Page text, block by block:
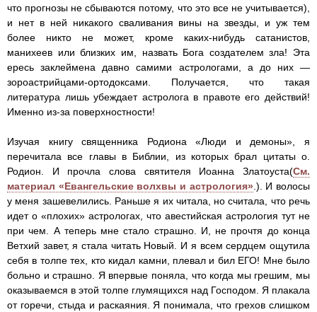
что прогнозы не сбываются потому, что это все не учитывается),
и нет в ней никакого сваливания вины на звезды, и уж тем
более никто не может, кроме каких-нибудь сатанистов,
манихеев или близких им, назвать Бога создателем зла! Эта
ересь заклеймена давно самими астрологами, а до них —
зороастрийцами-ортодоксами. Получается, что такая
литература лишь убеждает астролога в правоте его действий!
Именно из-за поверхностности!
Изучая книгу священника Родиона «Люди и демоны», я
перечитала все главы в Библии, из которых брал цитаты о.
Родион. И прочла слова святителя Иоанна Златоуста(См.
материал «Евангельские волхвы и астрология» .). И волосы
у меня зашевелились. Раньше я их читала, но считала, что речь
идет о «плохих» астрологах, что авестийская астрология тут не
при чем. А теперь мне стало страшно. И, не прочтя до конца
Ветхий завет, я стала читать Новый. И я всем сердцем ощутила
себя в толпе тех, кто кидал камни, плевал и бил ЕГО! Мне было
больно и страшно. Я впервые поняла, что когда мы грешим, мы
оказываемся в этой толпе глумящихся над Господом. Я плакала
от горечи, стыда и раскаяния. Я понимала, что грехов слишком